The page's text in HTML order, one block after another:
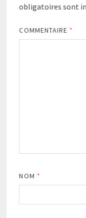
obligatoires sont
COMMENTAIRE *
NOM *